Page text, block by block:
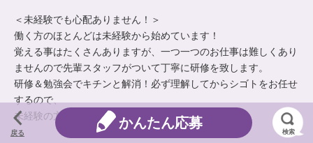
＜未経験でも心配ありません！＞
働く方のほとんどは未経験から始めています！
覚える事はたくさんありますが、一つ一つのお仕事は難しくあり
ませんので先輩スタッフがついて丁寧に研修を致します。
研修＆勉強会でキチンと解消！必ず理解してからシゴトをお任せ
するので、
未経験の方でも、自信を持ってスタートできます。
戻る
かんたん応募
検索